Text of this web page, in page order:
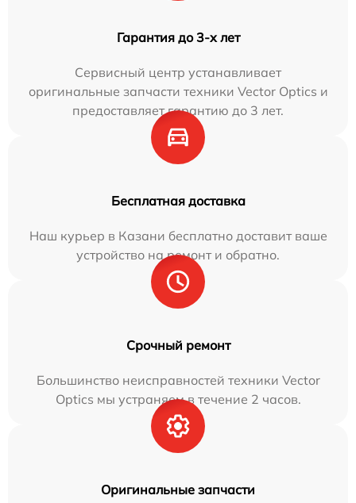
Гарантия до 3-х лет
Сервисный центр устанавливает
оригинальные запчасти техники Vector Optics и
предоставляет гарантию до 3 лет.
Бесплатная доставка
Наш курьер в Казани бесплатно доставит ваше
устройство на ремонт и обратно.
Срочный ремонт
Большинство неисправностей техники Vector
Optics мы устраняем в течение 2 часов.
Оригинальные запчасти